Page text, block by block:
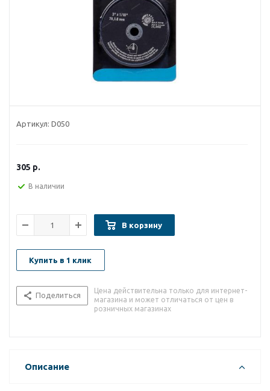
Артикул: D050
305 р.
В наличии
В корзину
Купить в 1 клик
Поделиться
Цена действительна только для интернет-
магазина и может отличаться от цен в
розничных магазинах
Описание